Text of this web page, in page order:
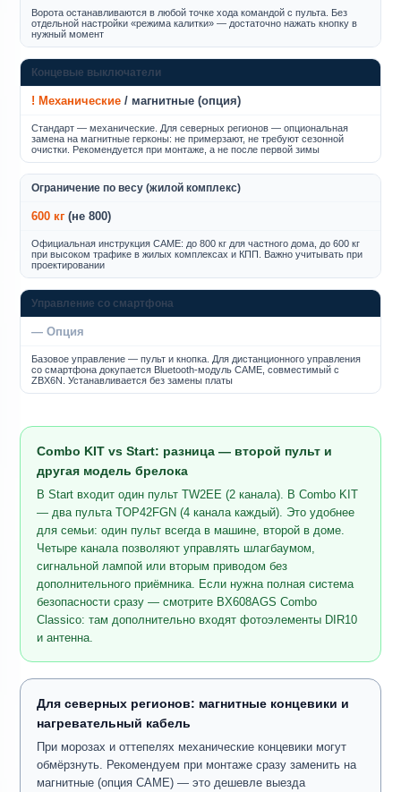
Ворота останавливаются в любой точке хода командой с пульта. Без
отдельной настройки «режима калитки» — достаточно нажать кнопку в
нужный момент
Концевые выключатели
! Механические / магнитные (опция)
Стандарт — механические. Для северных регионов — опциональная
замена на магнитные герконы: не примерзают, не требуют сезонной
очистки. Рекомендуется при монтаже, а не после первой зимы
Ограничение по весу (жилой комплекс)
600 кг (не 800)
Официальная инструкция CAME: до 800 кг для частного дома, до 600 кг
при высоком трафике в жилых комплексах и КПП. Важно учитывать при
проектировании
Управление со смартфона
— Опция
Базовое управление — пульт и кнопка. Для дистанционного управления
со смартфона докупается Bluetooth-модуль CAME, совместимый с
ZBX6N. Устанавливается без замены платы
Combo KIT vs Start: разница — второй пульт и
другая модель брелока
В Start входит один пульт TW2EE (2 канала). В Combo KIT
— два пульта TOP42FGN (4 канала каждый). Это удобнее
для семьи: один пульт всегда в машине, второй в доме.
Четыре канала позволяют управлять шлагбаумом,
сигнальной лампой или вторым приводом без
дополнительного приёмника. Если нужна полная система
безопасности сразу — смотрите BX608AGS Combo
Classico: там дополнительно входят фотоэлементы DIR10
и антенна.
Для северных регионов: магнитные концевики и
нагревательный кабель
При морозах и оттепелях механические концевики могут
обмёрзнуть. Рекомендуем при монтаже сразу заменить на
магнитные (опция CAME) — это дешевле выезда